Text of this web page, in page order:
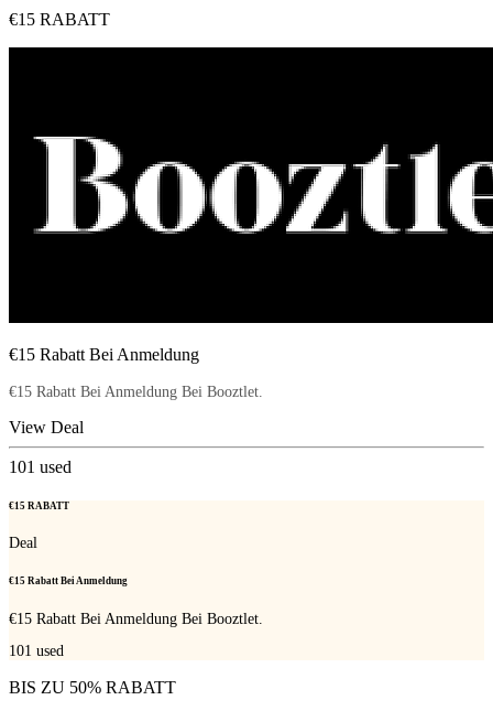
€15 RABATT
€15 Rabatt Bei Anmeldung
€15 Rabatt Bei Anmeldung Bei Booztlet.
View Deal
101 used
€15 RABATT
Deal
€15 Rabatt Bei Anmeldung
€15 Rabatt Bei Anmeldung Bei Booztlet.
101 used
BIS ZU 50% RABATT